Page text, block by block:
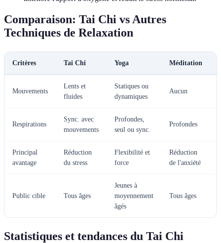
Comparaison: Tai Chi vs Autres
Techniques de Relaxation
Critères Tai Chi Yoga Méditation
Mouvements
Lents et
fluides
Statiques ou
dynamiques
Aucun
Respirations
Sync. avec
mouvements
Profondes,
seul ou sync.
Profondes
Principal
avantage
Réduction
du stress
Flexibilité et
force
Réduction
de l'anxiété
Public cible Tous âges
Jeunes à
moyennement
âgés
Tous âges
Statistiques et tendances du Tai Chi